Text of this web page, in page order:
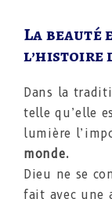
La beauté
l’histoire
Dans la
telle qu’elle
lumière
monde.
Dieu ne se
fait avec une